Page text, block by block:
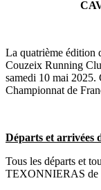
La quatrième édition
Couzeix Running
samedi 10 mai 2025.
Championnat de
Départs et arrivées
Tous les départs et
TEXONNIERAS de